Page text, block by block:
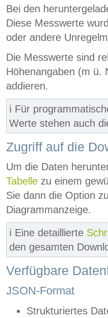
Bei den
Diese Messwerte
oder andere
Die Messwerte sind
Höhenangaben (m ü.
addieren.
ℹ️ Für
Werte stehen auch
Zugriff auf die
Um die Daten
Tabelle zu einem
Sie dann die Option
Diagrammanzeige.
ℹ️ Eine detaillierte
den gesamten
Verfügbare
JSON-Format
Strukturiertes